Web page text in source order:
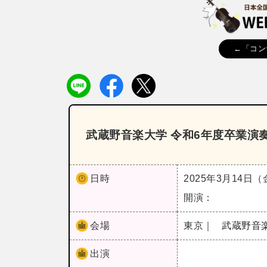
←「コン
武蔵野音楽大学 令和6年度卒業演
日時
2025年3月14日（
開演：
会場 東京｜ 武蔵野音
出演